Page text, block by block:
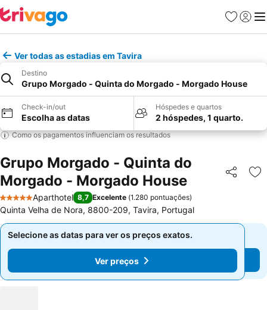
Favoritos
Iniciar
Ver todas as estadias em Tavira
Destino
Grupo Morgado - Quinta do Morgado - Morgado House
Check-in/out
Escolha as datas
Hóspedes e quartos
2 hóspedes, 1 quarto.
Como os pagamentos influenciam os resultados
Grupo Morgado - Quinta do
Morgado - Morgado House
Partilhar
5 Estrelas
Aparthotel 8,7 Excelente (1.280 pontuações)
Quinta Velha de Nora, 8800-209, Tavira, Portugal
Selecione as datas para ver os preços exatos.
Ver preços
Selecione as datas para ver os preços exatos.
Ver preços